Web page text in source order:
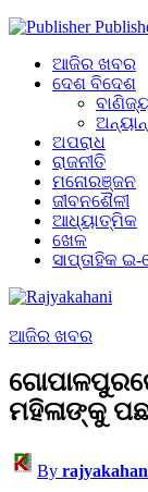
ଆଜିର ଖବର
ଦେଶ ବିଦେଶ
ଅପରାଧ
ରାଜନୀତି
ମନୋରଞ୍ଜନ
ଜୀବନଶୈଳୀ
ଆଧ୍ୟାତ୍ମିକ
ଖେଳ
ସାପ୍ତାହିକ
ଆଜିର ଖବର
ମହିଳାଙ୍କୁ
By